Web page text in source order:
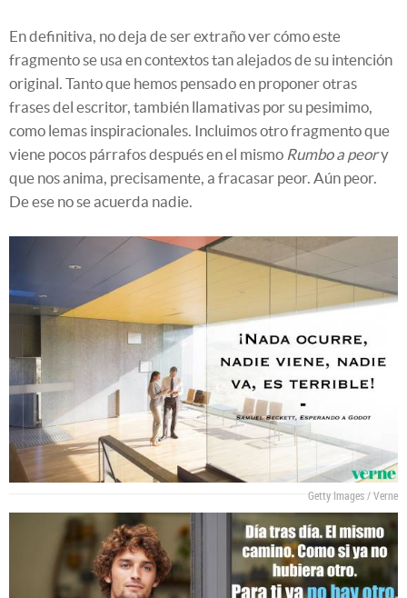
En definitiva, no deja de ser extraño ver cómo este
fragmento se usa en contextos tan alejados de su intención
original. Tanto que hemos pensado en proponer otras
frases del escritor, también llamativas por su pesimimo,
como lemas inspiracionales. Incluimos otro fragmento que
viene pocos párrafos después en el mismo Rumbo a peory
que nos anima, precisamente, a fracasar peor. Aún peor.
De ese no se acuerda nadie.
Getty Images / Verne